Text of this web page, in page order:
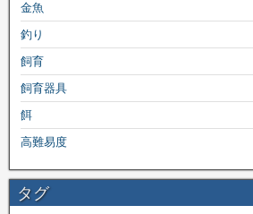
金魚
釣り
飼育
飼育器具
餌
高難易度
タグ